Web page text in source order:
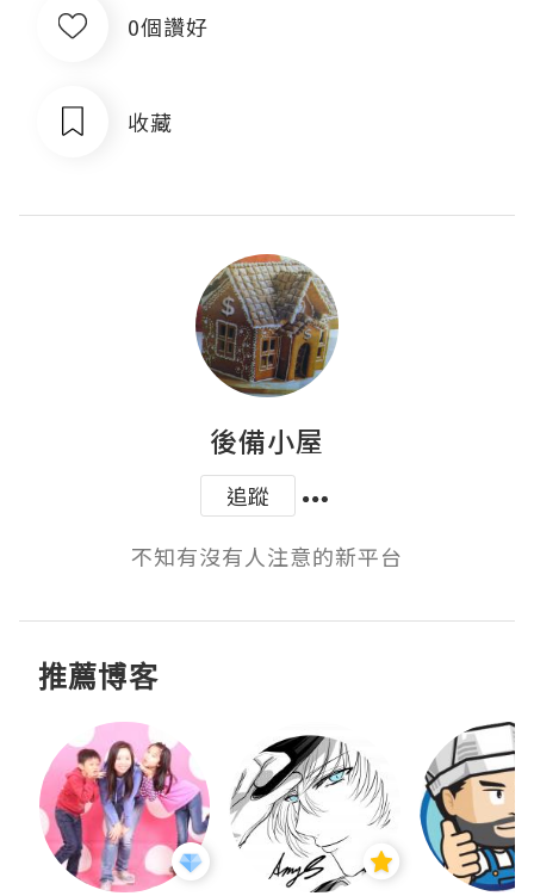
0個讚好
收藏
後備小屋
追蹤
不知有沒有人注意的新平台
推薦博客